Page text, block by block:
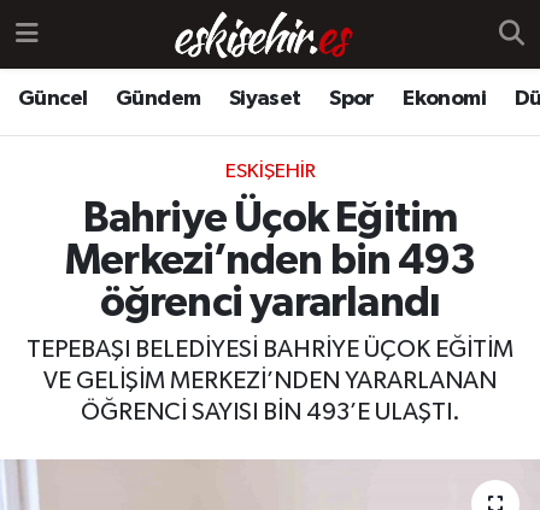
Güncel Gündem Siyaset Spor Ekonomi
ESKIŞEHIR
Bahriye Üçok Eğitim
Merkezi’nden bin 493
öğrenci yararlandı
TEPEBAŞI BELEDİYESİ BAHRİYE ÜÇOK EĞİTİM
VE GELİŞİM MERKEZİ’NDEN YARARLANAN
ÖĞRENCİ SAYISI BİN 493’E ULAŞTI.